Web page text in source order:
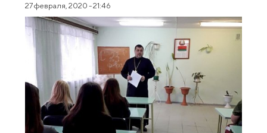
27 февраля, 2020 - 21:46